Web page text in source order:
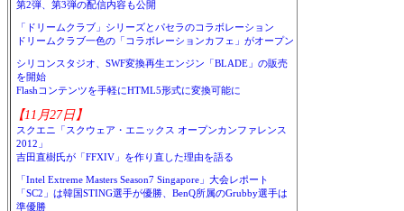
第2弾、第3弾の配信内容も公開
「ドリームクラブ」シリーズとパセラのコラボレーション
ドリームクラブ一色の「コラボレーションカフェ」がオープン
シリコンスタジオ、SWF変換再生エンジン「BLADE」の販売
を開始
Flashコンテンツを手軽にHTML5形式に変換可能に
【11月27日】
スクエニ「スクウェア・エニックス オープンカンファレンス
2012」
吉田直樹氏が「FFXIV」を作り直した理由を語る
「Intel Extreme Masters Season7 Singapore」大会レポート
「SC2」は韓国STING選手が優勝、BenQ所属のGrubby選手は
準優勝